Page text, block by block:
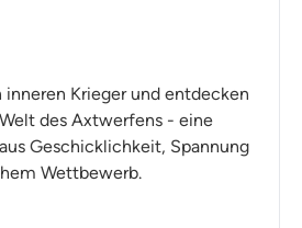
inneren Krieger und entdecken
des Axtwerfens - eine
Geschicklichkeit, Spannung
Wettbewerb.